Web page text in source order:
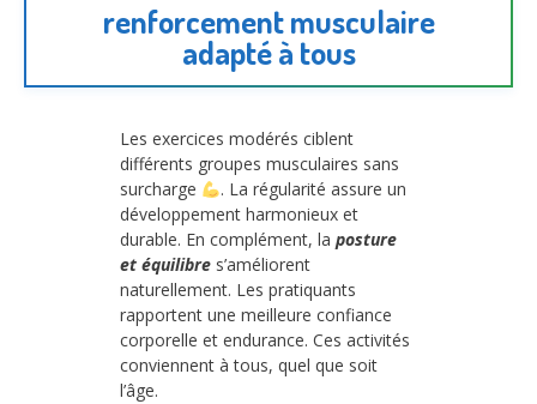
renforcement musculaire
adapté à tous
Les exercices modérés ciblent
différents groupes musculaires sans
surcharge
. La régularité assure un
développement harmonieux et
durable. En complément, la posture
et équilibre s’améliorent
naturellement. Les pratiquants
rapportent une meilleure confiance
corporelle et endurance. Ces activités
conviennent à tous, quel que soit
l’âge.